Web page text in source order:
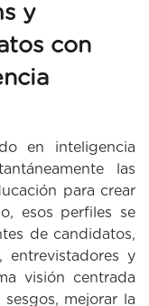
y
con
en inteligencia
las
para crear
esos perfiles se
de candidatos,
entrevistadores y
visión centrada
mejorar la